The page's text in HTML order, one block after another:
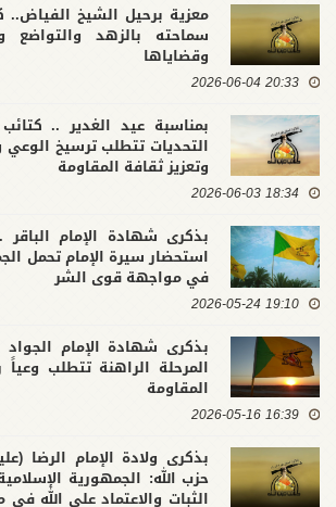
معزية برحيل الشيخ الفياض..
سماحته بالزهد
وقضاياها
20:33 2026-06-04
بمناسبة عيد الغدير ..
التحديات تتطلب ترسيخ الوعي
وتعزيز ثقافة المقاومة
18:34 2026-06-03
بذكرى شهادة الإمام
استحضار سيرة الإمام تحمل
في مواجهة قوى الشر
19:10 2026-05-24
بذكرى شهادة الإمام
المرحلة الراهنة تتطلب
المقاومة
16:39 2026-05-16
بذكرى ولادة الإمام الرضا
حزب الله: الجمهورية
الثبات والاعتماد على الله